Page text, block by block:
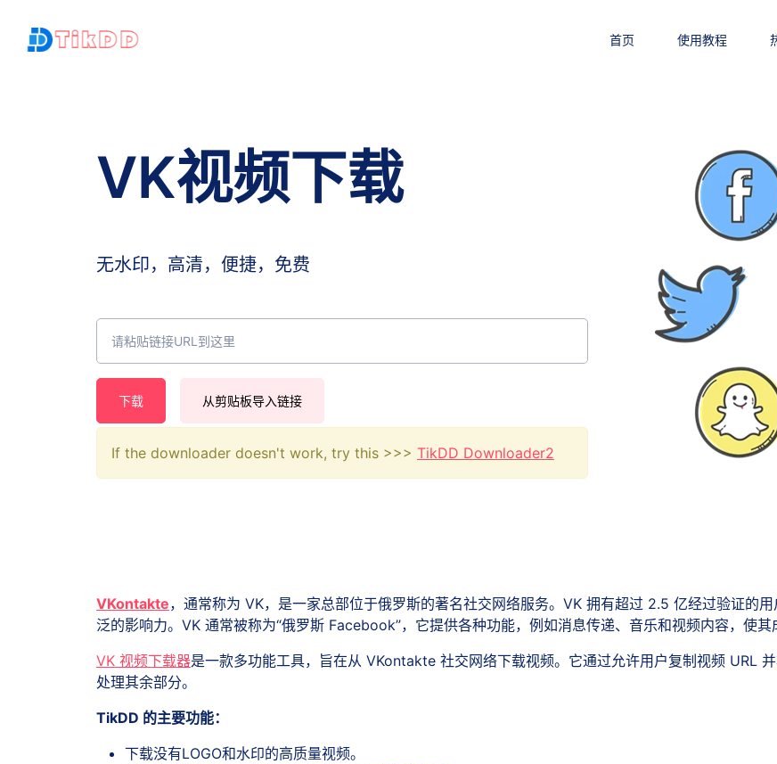
首页 使用教程
VK视频下载
无水印，高清，便捷，免费
下载 从剪贴板导入链接
If the downloader doesn't work, try this >>> TikDD Downloader2
VKontakte，通常称为 VK，是一家总部位于俄罗斯的著名社交网络服务。VK 拥有超过 2.5 亿经过验证的
泛的影响力。VK 通常被称为“俄罗斯 Facebook”，它提供各种功能，例如消息传递、音乐和视频内容，使其
VK 视频下载器是一款多功能工具，旨在从 VKontakte 社交网络下载视频。它通过允许用户复制视频 URL
处理其余部分。
TikDD 的主要功能：
下载没有LOGO和水印的高质量视频。